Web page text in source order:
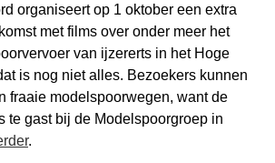
organiseert op 1 oktober een extra
met films over onder meer het
van ijzererts in het Hoge
is nog niet alles. Bezoekers kunnen
fraaie modelspoorwegen, want de
te gast bij de Modelspoorgroep in
.